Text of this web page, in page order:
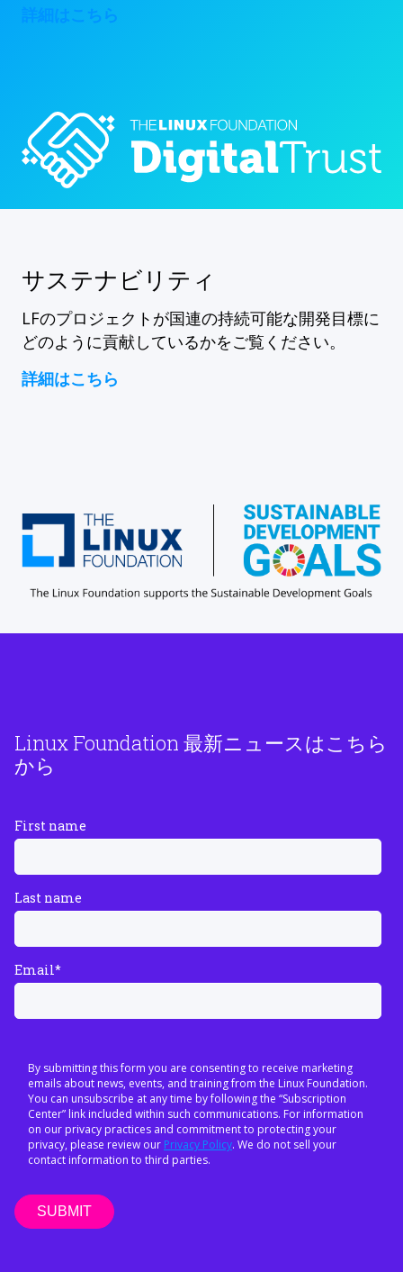
詳細はこちら
サステナビリティ
LFのプロジェクトが国連の持続可能な開発目標に
どのように貢献しているかをご覧ください。
詳細はこちら
Linux Foundation 最新ニュースはこちら
から
First name
Last name
Email*
By submitting this form you are consenting to receive marketing
emails about news, events, and training from the Linux Foundation.
You can unsubscribe at any time by following the “Subscription
Center” link included within such communications. For information
on our privacy practices and commitment to protecting your
privacy, please review our Privacy Policy. We do not sell your
contact information to third parties.